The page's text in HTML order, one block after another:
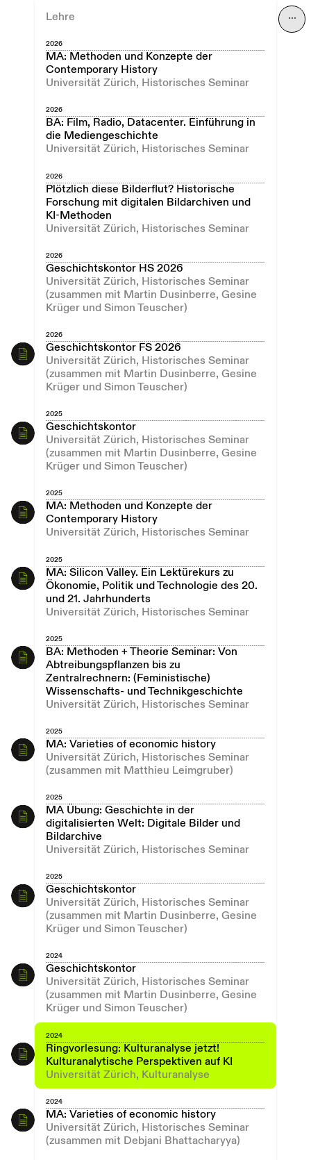
⋯
Lehre
2026
MA: Methoden und Konzepte der
Contemporary History
Universität Zürich, Historisches Seminar
2026
BA: Film, Radio, Datacenter. Einführung in
die Mediengeschichte
Universität Zürich, Historisches Seminar
2026
Plötzlich diese Bilderflut? Historische
Forschung mit digitalen Bildarchiven und
KI-Methoden
Universität Zürich, Historisches Seminar
2026
Geschichtskontor HS 2026
Universität Zürich, Historisches Seminar
(zusammen mit Martin Dusinberre, Gesine
Krüger und Simon Teuscher)
2026
Geschichtskontor FS 2026
Universität Zürich, Historisches Seminar
(zusammen mit Martin Dusinberre, Gesine
Krüger und Simon Teuscher)
2025
Geschichtskontor
Universität Zürich, Historisches Seminar
(zusammen mit Martin Dusinberre, Gesine
Krüger und Simon Teuscher)
2025
MA: Methoden und Konzepte der
Contemporary History
Universität Zürich, Historisches Seminar
2025
MA: Silicon Valley. Ein Lektürekurs zu
Ökonomie, Politik und Technologie des 20.
und 21. Jahrhunderts
Universität Zürich, Historisches Seminar
2025
BA: Methoden + Theorie Seminar: Von
Abtreibungspflanzen bis zu
Zentralrechnern: (Feministische)
Wissenschafts- und Technikgeschichte
Universität Zürich, Historisches Seminar
2025
MA: Varieties of economic history
Universität Zürich, Historisches Seminar
(zusammen mit Matthieu Leimgruber)
2025
MA Übung: Geschichte in der
digitalisierten Welt: Digitale Bilder und
Bildarchive
Universität Zürich, Historisches Seminar
2025
Geschichtskontor
Universität Zürich, Historisches Seminar
(zusammen mit Martin Dusinberre, Gesine
Krüger und Simon Teuscher)
2024
Geschichtskontor
Universität Zürich, Historisches Seminar
(zusammen mit Martin Dusinberre, Gesine
Krüger und Simon Teuscher)
2024
Ringvorlesung: Kulturanalyse jetzt!
Kulturanalytische Perspektiven auf KI
Universität Zürich, Kulturanalyse
2024
MA: Varieties of economic history
Universität Zürich, Historisches Seminar
(zusammen mit Debjani Bhattacharyya)